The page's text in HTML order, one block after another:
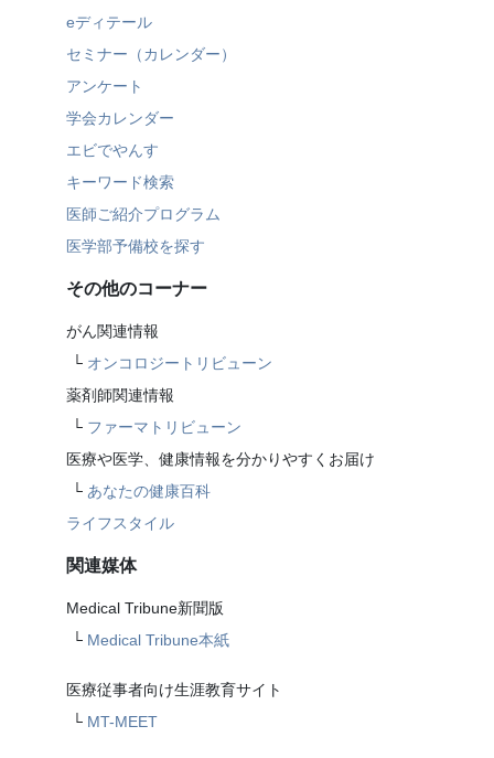
eディテール
セミナー（カレンダー）
アンケート
学会カレンダー
エビでやんす
キーワード検索
医師ご紹介プログラム
医学部予備校を探す
その他のコーナー
がん関連情報
└ オンコロジートリビューン
薬剤師関連情報
└ ファーマトリビューン
医療や医学、健康情報を分かりやすくお届け
└ あなたの健康百科
ライフスタイル
関連媒体
Medical Tribune新聞版
└ Medical Tribune本紙
医療従事者向け生涯教育サイト
└ MT-MEET